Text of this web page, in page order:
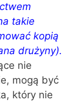
takie
kopią
drużyny).
nie
mogą być
który nie